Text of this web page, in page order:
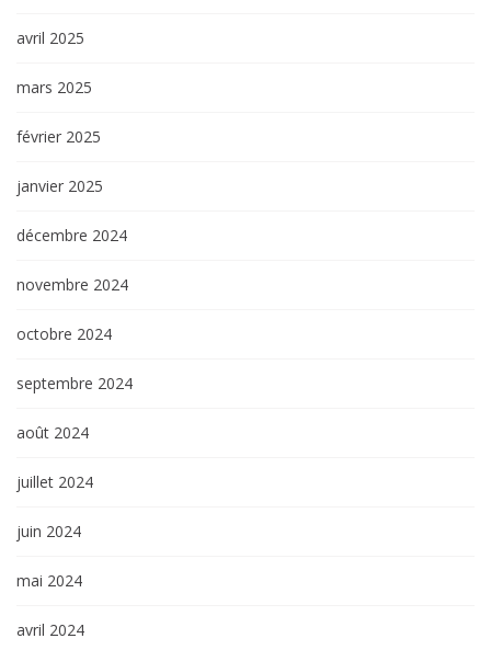
avril 2025
mars 2025
février 2025
janvier 2025
décembre 2024
novembre 2024
octobre 2024
septembre 2024
août 2024
juillet 2024
juin 2024
mai 2024
avril 2024